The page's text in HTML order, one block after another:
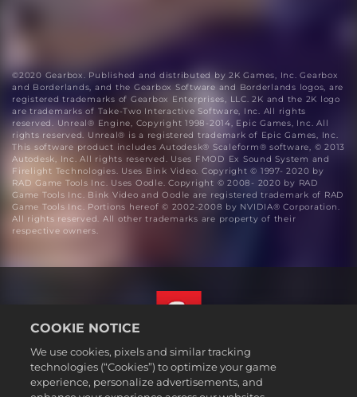
©2020 Gearbox. Published and distributed by 2K Games, Inc. Gearbox
and Borderlands, and the Gearbox Software and Borderlands logos, are
registered trademarks of Gearbox Enterprises, LLC. 2K and the 2K logo
are trademarks of Take-Two Interactive Software, Inc. All rights
reserved. Unreal® Engine, Copyright 1998-2014, Epic Games, Inc. All
rights reserved. Unreal® is a registered trademark of Epic Games, Inc.
This software product includes Autodesk® Scaleform® software, © 2013
Autodesk, Inc. All rights reserved. Uses FMOD Ex Sound System and
Firelight Technologies. Uses Bink Video. Copyright © 1997- 2020 by
RAD Game Tools Inc. Uses Oodle. Copyright © 2008- 2020 by RAD
Game Tools Inc. Bink Video and Oodle are registered trademark of RAD
Game Tools Inc. Portions hereof © 2002-2008 by NVIDIA® Corporation.
All rights reserved. All other trademarks are property of their
respective owners.
Juridisk
Norsk
COOKIE NOTICE
We use cookies, pixels and similar tracking
technologies (“Cookies”) to optimize your game
experience, personalize advertisements, and